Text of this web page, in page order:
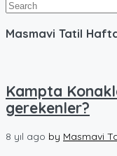
Masmavi Tatil
Kampta
gerekenler?
8 yıl ago by Masmavi